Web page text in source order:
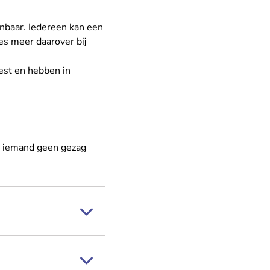
Iedereen kan een
meer daarover bij
en hebben in
geen gezag